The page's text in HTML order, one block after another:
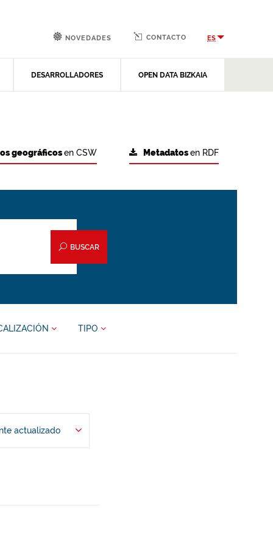
DESARROLLADORES OPEN DATA BIZKAIA
NOVEDADES CONTACTO ES
Metadatosen RDF
geográficosen CSW
BUSCAR
TIPO
actualizado